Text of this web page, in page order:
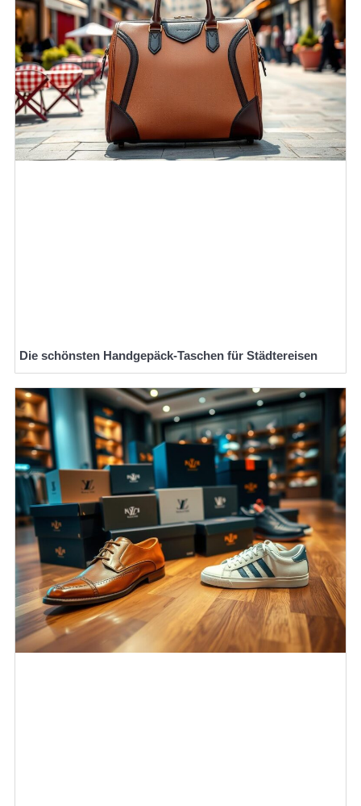
Die schönsten Handgepäck-Taschen für Städtereisen